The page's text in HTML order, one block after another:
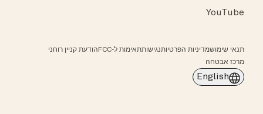
YouTube
תנאי שימושמדיניות הפרטיותנגישותתאימות ל-FCC
הודעת קניין רוחני
מרכז אבטחה
English